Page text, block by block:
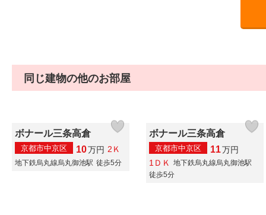
同じ建物の他のお部屋
ボナール三条高倉
京都市中京区 10万円 2Ｋ
地下鉄烏丸線烏丸御池駅 徒歩5分
ボナール三条高倉
京都市中京区 11万円
1ＤＫ
地下鉄烏丸線烏丸御池駅
徒歩5分